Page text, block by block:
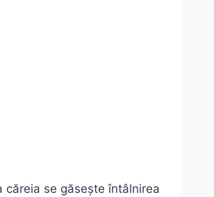
căreia se găsește întâlnirea